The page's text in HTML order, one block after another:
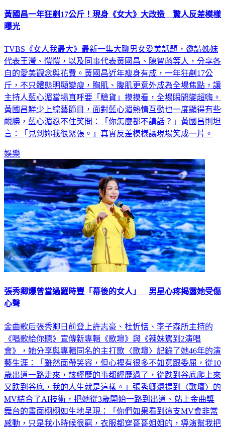
黃國昌一年狂剷17公斤！現身《女大》大改造 驚人反差模樣
曝光
TVBS《女人我最大》最新一集大聊男女愛美話題，邀請姊妹
代表王瀅、愷愷，以及同事代表黃國昌、陳智菡等人，分享各
自的愛美觀念與花費。黃國昌近年瘦身有成，一年狂剷17公
斤，不只體態明顯變瘦，胸肌、腹肌更意外成為全場焦點，讓
主持人藍心湄當場直呼要「驗貨」摸摸看，全場瞬間變超嗨。
黃國昌鮮少上綜藝節目，面對藍心湄熱情互動也一度顯得有些
靦腆，藍心湄忍不住笑問：「你怎麼都不講話？」黃國昌則坦
言：「見到妳我很緊張。」真實反差模樣讓現場笑成一片。
娛樂
張秀卿爆曾當過羅時豐「幕後的女人」 男星心疼揭露她受傷
心聲
金曲歌后張秀卿日前登上許志豪、杜忻恬、李子森所主持的
《唱歌給你聽》宣傳新專輯《歌壇》與《辣妹駕到2演唱
會》，她分享與專輯同名的主打歌〈歌壇〉記錄了她46年的演
藝生涯：「雖然面帶笑容，但心裡有很多不如意跟委屈，從10
歲出道一路走來，該經歷的事都經歷過了，從跌到谷底爬上來
又跌到谷底，我的人生就是這樣。」張秀卿還提到〈歌壇〉的
MV結合了AI技術，把她從3歲開始一路到出道、站上金曲獎
舞台的畫面栩栩如生地呈現：「你們如果看到這支MV會非常
感動，只是我小時候很窮，衣服都穿哥哥姐姐的，導演幫我把